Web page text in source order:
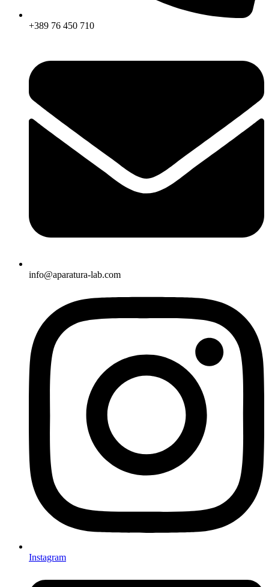
+389 76 450 710
info@aparatura-lab.com
Instagram